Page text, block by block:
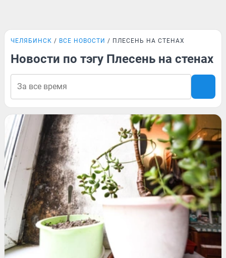
ЧЕЛЯБИНСК ВСЕ НОВОСТИ ПЛЕСЕНЬ НА СТЕНАХ
Новости по тэгу Плесень на стенах